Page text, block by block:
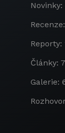
Novinky:
Reporty:
Články:
Galerie: